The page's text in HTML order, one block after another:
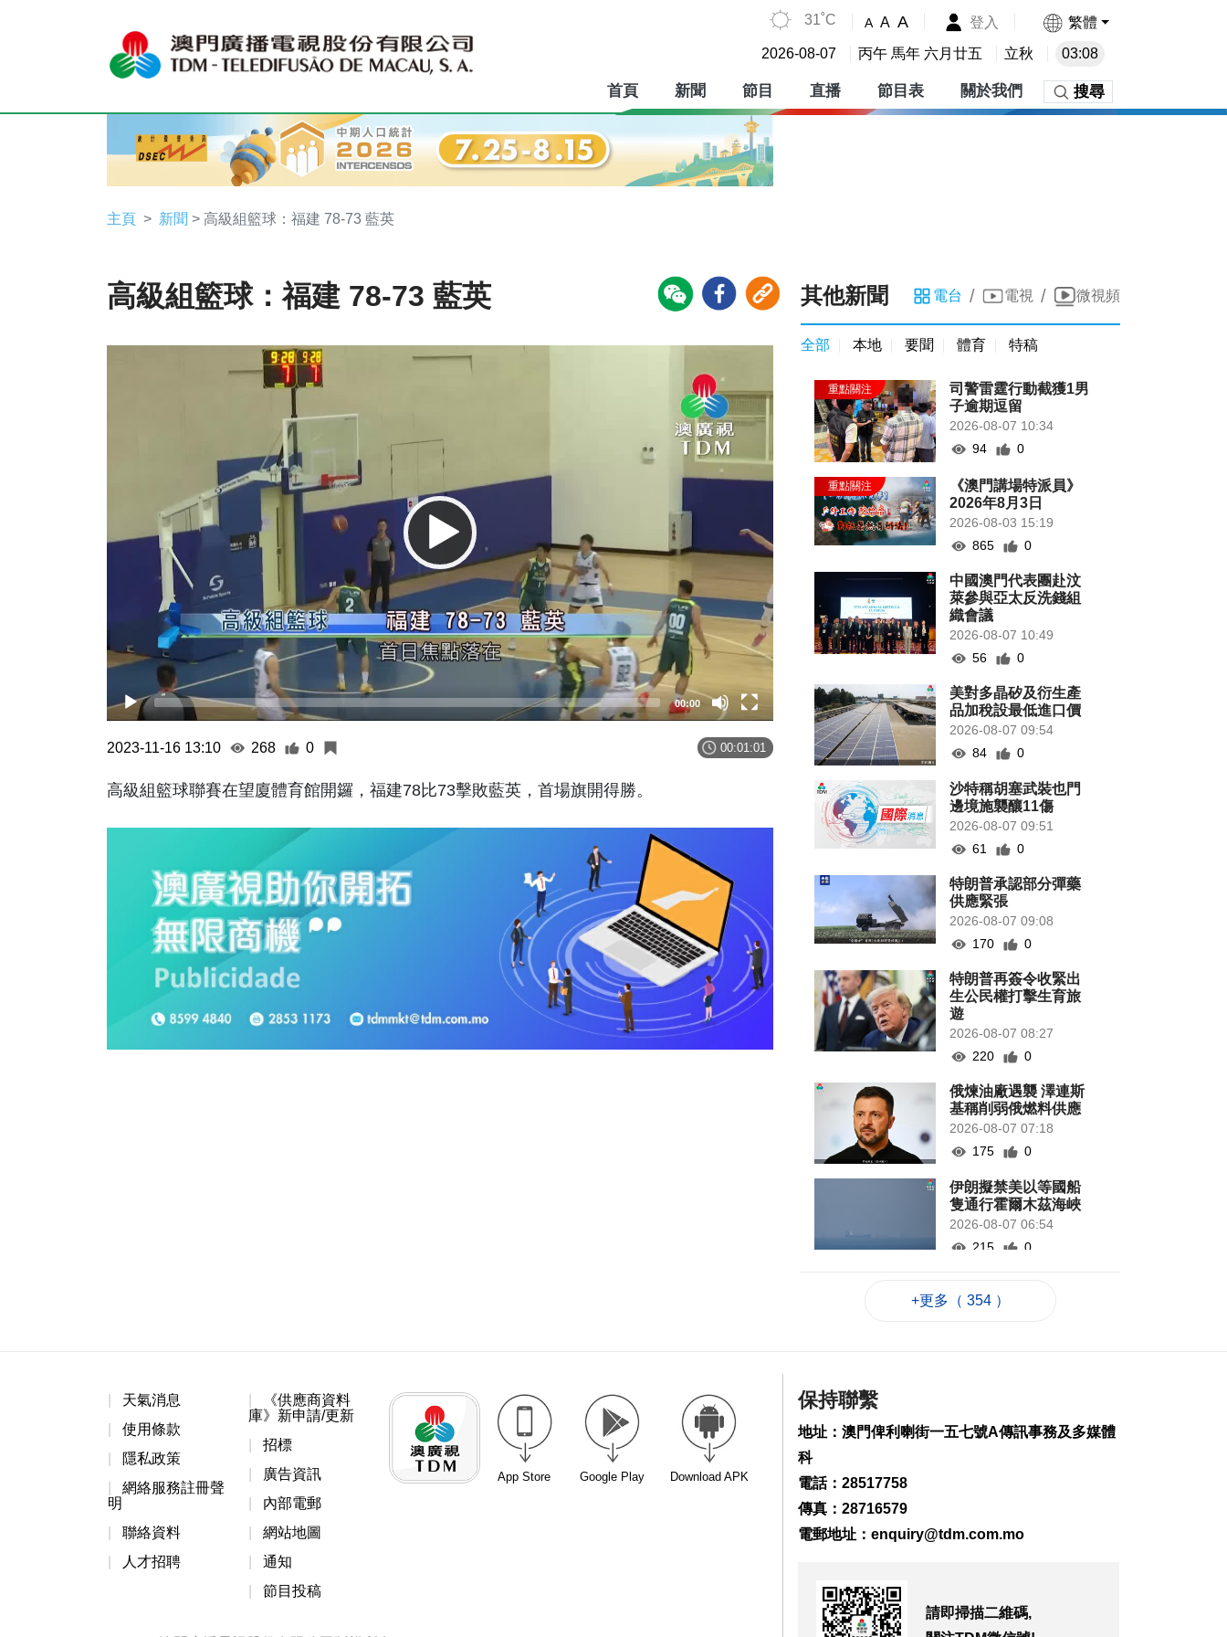
31˚C A A A 登入 繁體
2026-08-07 丙午 馬年 六月廿五 立秋 03:08
首頁 新聞 節目 直播 節目表 關於我們 搜尋
主頁 新聞 > 高級組籃球：福建 78-73 藍英
高級組籃球：福建 78-73 藍英
00:00
2023-11-16 13:10 268 0 00:01:01
高級組籃球聯賽在望廈體育館開鑼，福建78比73擊敗藍英，首場旗開得勝。
其他新聞 電台 / 電視 / 微視頻
全部 本地 要聞 體育 特稿
司警雷霆行動截獲1男
子逾期逗留
2026-08-07 10:34
94
0
《澳門講場特派員》
2026年8月3日
2026-08-03 15:19
865
0
中國澳門代表團赴汶
萊參與亞太反洗錢組
織會議
2026-08-07 10:49
56
0
美對多晶矽及衍生產
品加稅設最低進口價
2026-08-07 09:54
84
0
沙特稱胡塞武裝也門
邊境施襲釀11傷
2026-08-07 09:51
61
0
特朗普承認部分彈藥
供應緊張
2026-08-07 09:08
170
0
特朗普再簽令收緊出
生公民權打擊生育旅
遊
2026-08-07 08:27
220
0
俄煉油廠遇襲 澤連斯
基稱削弱俄燃料供應
2026-08-07 07:18
175
0
伊朗擬禁美以等國船
隻通行霍爾木茲海峽
2026-08-07 06:54
215
0
潮增至約百人死亡
235
0
2026-08-06 22:35
25億離岸人民幣地方
債
+更多（ 354 ）
天氣消息
使用條款
隱私政策
網絡服務註冊聲
明
聯絡資料
人才招聘
《供應商資料
庫》新申請/更新
招標
廣告資訊
內部電郵
網站地圖
通知
節目投稿
App Store Google Play Download APK
保持聯繫
地址：澳門俾利喇街一五七號A傳訊事務及多媒體
科
電話：28517758
傳真：28716579
電郵地址： enquiry@tdm.com.mo
請即掃描二維碼,